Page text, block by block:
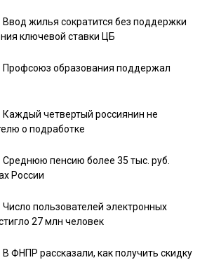
Ввод жилья сократится без поддержки
ключевой ставки ЦБ
Профсоюз образования поддержал
Каждый четвертый россиянин не
о подработке
Среднюю пенсию более 35 тыс. руб.
России
Число пользователей электронных
27 млн человек
В ФНПР рассказали, как получить скидку